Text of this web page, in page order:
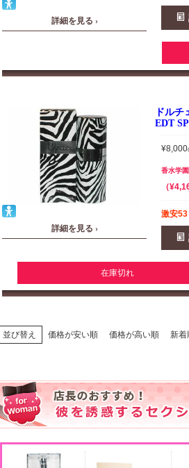
詳細を見る ›
詳細を見る ›
ドル
EDT
¥8,000
香水学
¥
激安53
在庫切れ
並び替え 価格が安い順 価格が高い順 新着